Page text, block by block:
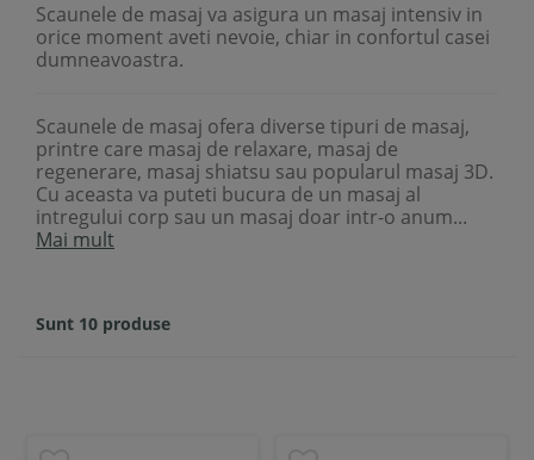
Scaunele de masaj va asigura un masaj intensiv in
orice moment aveti nevoie, chiar in confortul casei
dumneavoastra.
Scaunele de masaj ofera diverse tipuri de masaj,
printre care masaj de relaxare, masaj de
regenerare, masaj shiatsu sau popularul masaj 3D.
Cu aceasta va puteti bucura de un masaj al
intregului corp sau un masaj doar intr-o anum...
Mai mult
Sunt 10 produse